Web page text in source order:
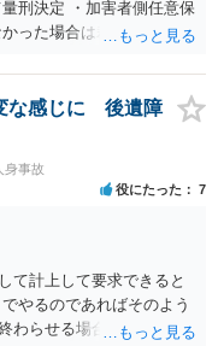
刑決定 ・加害者側任意保
った場合は裁判） となり
ですので、率直にお答え
な感じに 後遺障
身事故
役にたった 7
て計上して要求できると
やるのであればそのよう
わらせる場合には、そこ